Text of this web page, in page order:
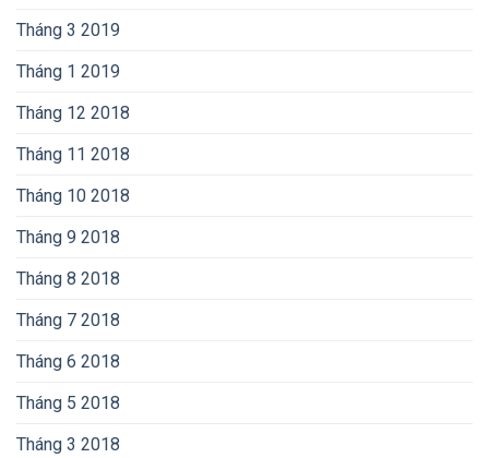
Tháng 3 2019
Tháng 1 2019
Tháng 12 2018
Tháng 11 2018
Tháng 10 2018
Tháng 9 2018
Tháng 8 2018
Tháng 7 2018
Tháng 6 2018
Tháng 5 2018
Tháng 3 2018